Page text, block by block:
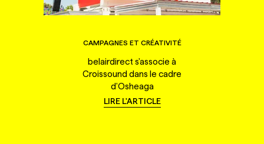
CAMPAGNES ET CRÉATIVITÉ
belairdirect s'associe à
Croissound dans le cadre
d'Osheaga
LIRE L'ARTICLE